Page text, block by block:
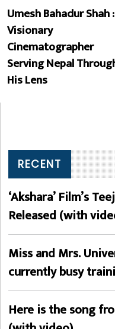
Umesh Bahadur Shah
Visionary
Cinematographer
Serving Nepal
His Lens
RECENT
‘Akshara’ Film’s
Released (with
Miss and Mrs.
currently busy
Here is the song